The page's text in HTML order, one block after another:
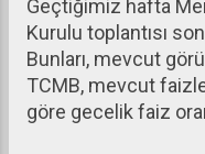
Geçtiğimiz hafta
Kurulu toplantısı
Bunları, mevcut
TCMB, mevcut
göre gecelik faiz